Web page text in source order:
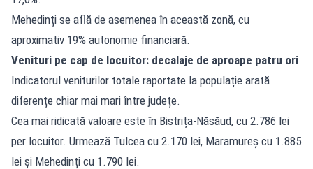
Mehedinți se află de asemenea în această zonă, cu
aproximativ 19% autonomie financiară.
Venituri pe cap de locuitor: decalaje de aproape patru ori
Indicatorul veniturilor totale raportate la populație arată
diferențe chiar mai mari între județe.
Cea mai ridicată valoare este în Bistrița-Năsăud, cu 2.786 lei
per locuitor. Urmează Tulcea cu 2.170 lei, Maramureș cu 1.885
lei și Mehedinți cu 1.790 lei.